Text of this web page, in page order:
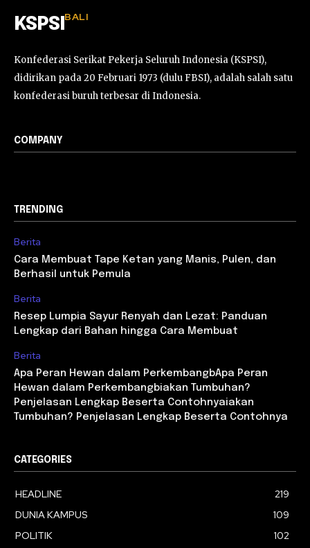
KSPSI BALI
Konfederasi Serikat Pekerja Seluruh Indonesia (KSPSI),
didirikan pada 20 Februari 1973 (dulu FBSI), adalah salah satu
konfederasi buruh terbesar di Indonesia.
COMPANY
TRENDING
Berita
Cara Membuat Tape Ketan yang Manis, Pulen, dan
Berhasil untuk Pemula
Berita
Resep Lumpia Sayur Renyah dan Lezat: Panduan
Lengkap dari Bahan hingga Cara Membuat
Berita
Apa Peran Hewan dalam PerkembangbApa Peran
Hewan dalam Perkembangbiakan Tumbuhan?
Penjelasan Lengkap Beserta Contohnyaiakan
Tumbuhan? Penjelasan Lengkap Beserta Contohnya
CATEGORIES
HEADLINE
219
DUNIA KAMPUS
109
POLITIK
102